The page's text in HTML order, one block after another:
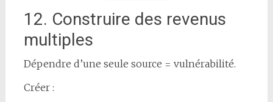
12. Construire des revenus
multiples
Dépendre d’une seule source = vulnérabilité.
Créer :